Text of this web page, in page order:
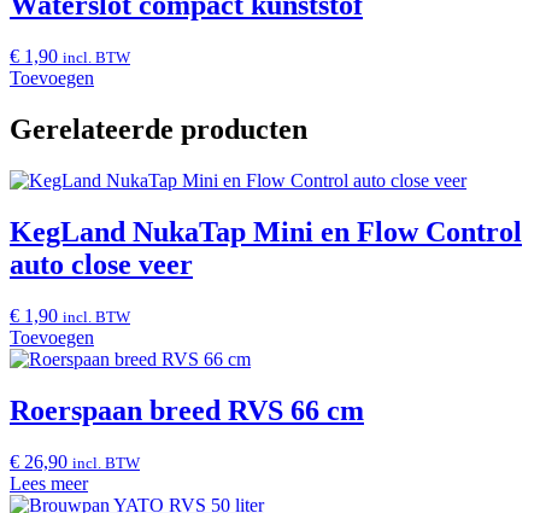
€ 1,90 incl. BTW
Toevoegen
Gerelateerde producten
KegLand NukaTap Mini en Flow Control
auto close veer
€ 1,90 incl. BTW
Toevoegen
Roerspaan breed RVS 66 cm
€ 26,90 incl. BTW
Lees meer